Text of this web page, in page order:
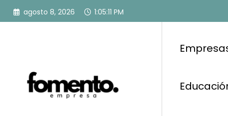
Saltar
agosto 8, 2026 1:05:12 PM